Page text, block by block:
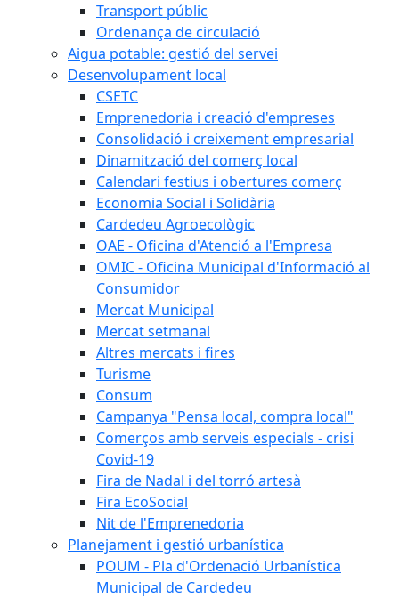
Transport públic
Ordenança de circulació
Aigua potable: gestió del servei
Desenvolupament local
CSETC
Emprenedoria i creació d'empreses
Consolidació i creixement empresarial
Dinamització del comerç local
Calendari festius i obertures comerç
Economia Social i Solidària
Cardedeu Agroecològic
OAE - Oficina d'Atenció a l'Empresa
OMIC - Oficina Municipal d'Informació al
Consumidor
Mercat Municipal
Mercat setmanal
Altres mercats i fires
Turisme
Consum
Campanya "Pensa local, compra local"
Comerços amb serveis especials - crisi
Covid-19
Fira de Nadal i del torró artesà
Fira EcoSocial
Nit de l'Emprenedoria
Planejament i gestió urbanística
POUM - Pla d'Ordenació Urbanística
Municipal de Cardedeu